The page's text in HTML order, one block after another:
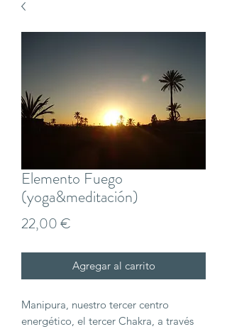
Elemento Fuego
(yoga&meditación)
22,00 €
Agregar al carrito
Manipura, nuestro tercer centro
energético, el tercer Chakra, a través